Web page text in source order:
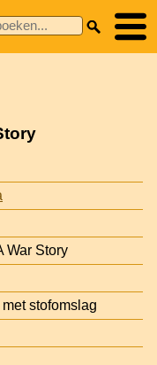
War Story
stofomslag